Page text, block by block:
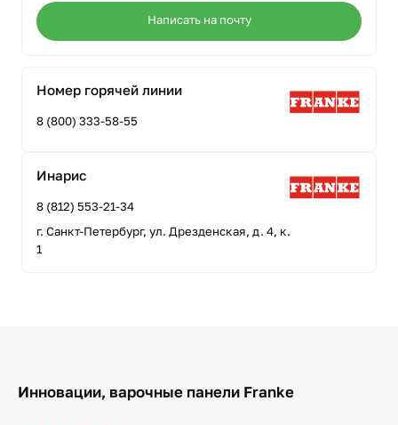
Написать на почту
Номер горячей линии
8 (800) 333-58-55
Инарис
8 (812) 553-21-34
г. Санкт-Петербург, ул. Дрезденская, д. 4, к.
1
Инновации, варочные панели Franke